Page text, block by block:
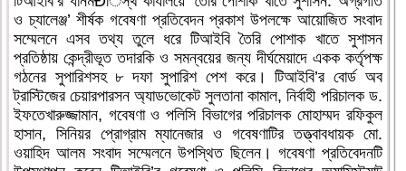
ও চ্যালেঞ্জ’ শীর্ষক গবেষণা প্রতিবেদন প্রকাশ উপলক্ষে আয়োজিত সংবাদ
সম্মেলনে এসব তথ্য তুলে ধরে টিআইবি তৈরি পোশাক খাতে সুশাসন
প্রতিষ্ঠায় কেন্দ্রীভূত তদারকি ও সমন্বয়ের জন্য দীর্ঘমেয়াদে একক কর্তৃপক্ষ
গঠনের সুপারিশসহ ৮ দফা সুপারিশ পেশ করে। টিআইবি’র বোর্ড অব
ট্রাস্টিজের চেয়ারপারসন অ্যাডভোকেট সুলতানা কামাল, নির্বাহী পরিচালক ড.
ইফতেখারুজ্জামান, গবেষণা ও পলিসি বিভাগের পরিচালক মোহাম্মদ রফিকুল
হাসান, সিনিয়র প্রোগ্রাম ম্যানেজার ও গবেষণাটির তত্ত্বাবধায়ক মো.
ওয়াহিদ আলম সংবাদ সম্মেলনে উপস্থিত ছিলেন। গবেষণা প্রতিবেদনটি